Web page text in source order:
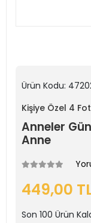
Ürün Kodu:
Kişiye Özel 4
Anneler
Anne
449,00
Son 100 Ürün